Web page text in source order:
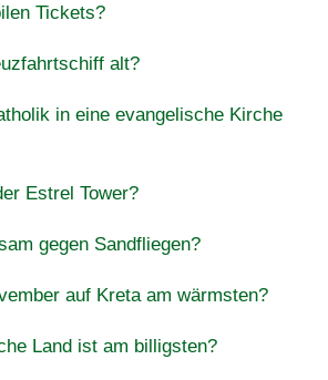
Tickets?
alt?
in eine evangelische Kirche
Estrel Tower?
gegen Sandfliegen?
auf Kreta am wärmsten?
Land ist am billigsten?